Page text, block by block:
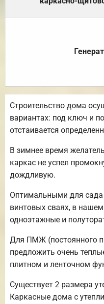
Строительство дома
вариантах: под ключ и
отстаивается
В зимнее время
каркас не успел
дождливую.
Оптимальными для
винтовых сваях, в
одноэтажные и
Для ПМЖ (постоянного
предложить очень
плитном и ленточном
Существует 2 размера
Каркасные дома с